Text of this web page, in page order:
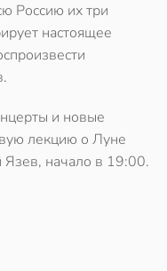
Россию их три
настоящее
и новые
лекцию о Луне
Язев, начало в 19:00.